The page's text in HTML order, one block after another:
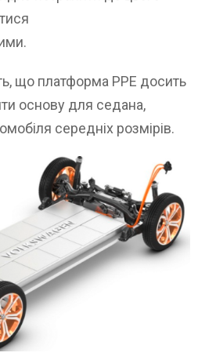
що платформа PPE досить
основу для седана,
середніх розмірів.